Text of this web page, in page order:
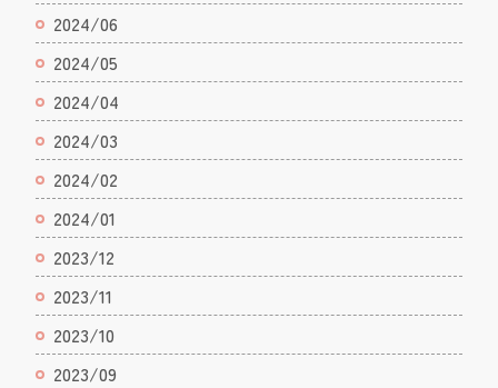
2024/06
2024/05
2024/04
2024/03
2024/02
2024/01
2023/12
2023/11
2023/10
2023/09